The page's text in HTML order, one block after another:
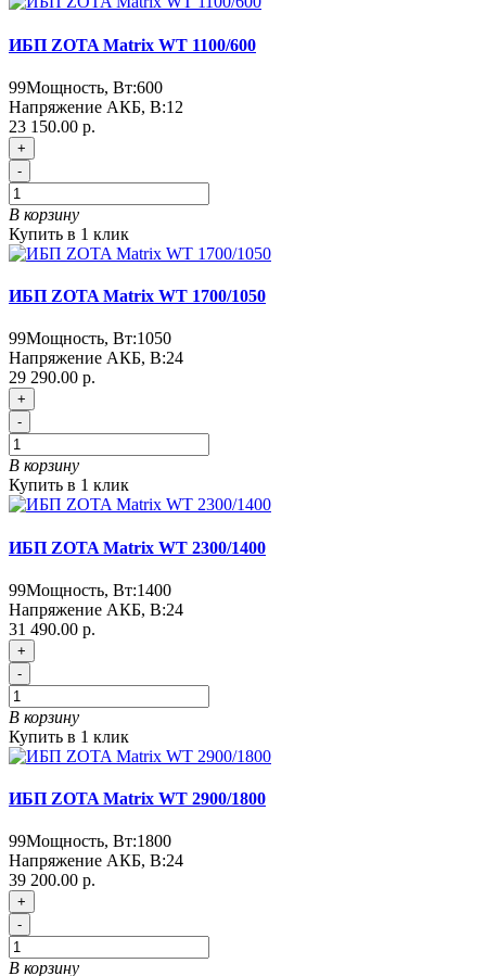
ИБП ZOTA Matrix WT 1100/600
99Мощность, Вт:600
Напряжение АКБ, В:12
23 150.00 р.
+
-
В корзину
Купить в 1 клик
ИБП ZOTA Matrix WT 1700/1050
99Мощность, Вт:1050
Напряжение АКБ, В:24
29 290.00 р.
+
-
В корзину
Купить в 1 клик
ИБП ZOTA Matrix WT 2300/1400
99Мощность, Вт:1400
Напряжение АКБ, В:24
31 490.00 р.
+
-
В корзину
Купить в 1 клик
ИБП ZOTA Matrix WT 2900/1800
99Мощность, Вт:1800
Напряжение АКБ, В:24
39 200.00 р.
+
-
В корзину